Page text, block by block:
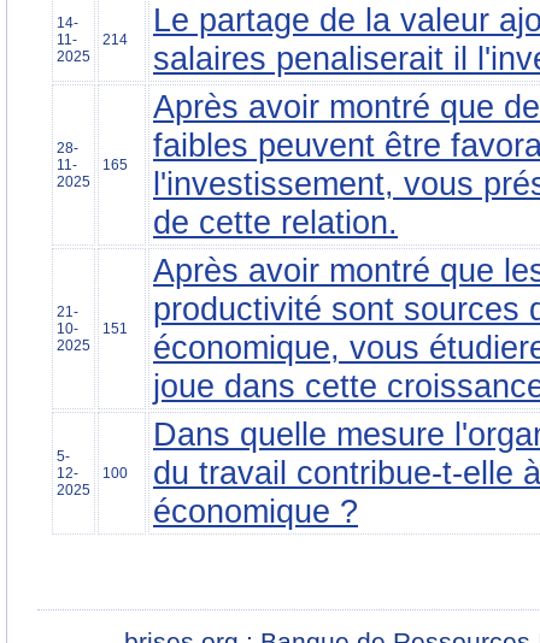
14-
11-
2025
214
Le partage de la valeur
salaires penaliserait il
28-
11-
2025
165
Après avoir montré que
faibles peuvent être
l'investissement, vous
de cette relation.
21-
10-
2025
151
Après avoir montré que
productivité sont sources
économique, vous
joue dans cette
5-
12-
2025
100
Dans quelle mesure
du travail contribue-t-elle
économique ?